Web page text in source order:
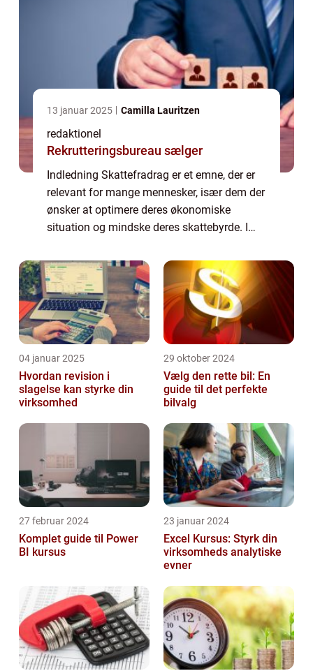
13 januar 2025 Camilla Lauritzen
redaktionel
Rekrutteringsbureau sælger
Indledning Skattefradrag er et emne, der er
relevant for mange mennesker, især dem der
ønsker at optimere deres økonomiske
situation og mindske deres skattebyrde. I
betydning, hvordan de har udviklet sig...
04 januar 2025
Hvordan revision i
slagelse kan styrke din
virksomhed
29 oktober 2024
Vælg den rette bil: En
guide til det perfekte
bilvalg
27 februar 2024
Komplet guide til Power
BI kursus
23 januar 2024
Excel Kursus: Styrk din
virksomheds analytiske
evner